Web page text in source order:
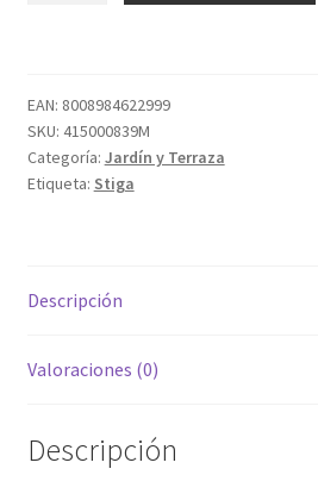
53,2CC
cantidad
EAN: 8008984622999
SKU: 415000839M
Categoría: Jardín y Terraza
Etiqueta: Stiga
Descripción
Valoraciones (0)
Descripción